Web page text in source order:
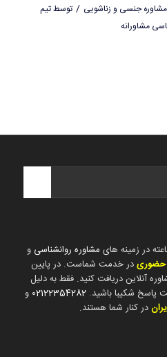
مشاوره جنسی و زناشویی / توسطتیم
مشاورانه
مشاوره روانشناسی و
حضوریدر خدمت شماست. در پایین
آنلاین دریافت کنید. فقط به دلیل
پاسخ شکیبا باشید. 02122354282 و
در کنار شما هستند.